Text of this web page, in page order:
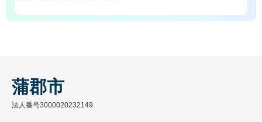
蒲郡市
法人番号3000020232149